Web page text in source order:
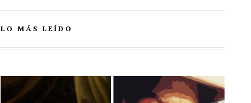
LO MÁS LEÍDO